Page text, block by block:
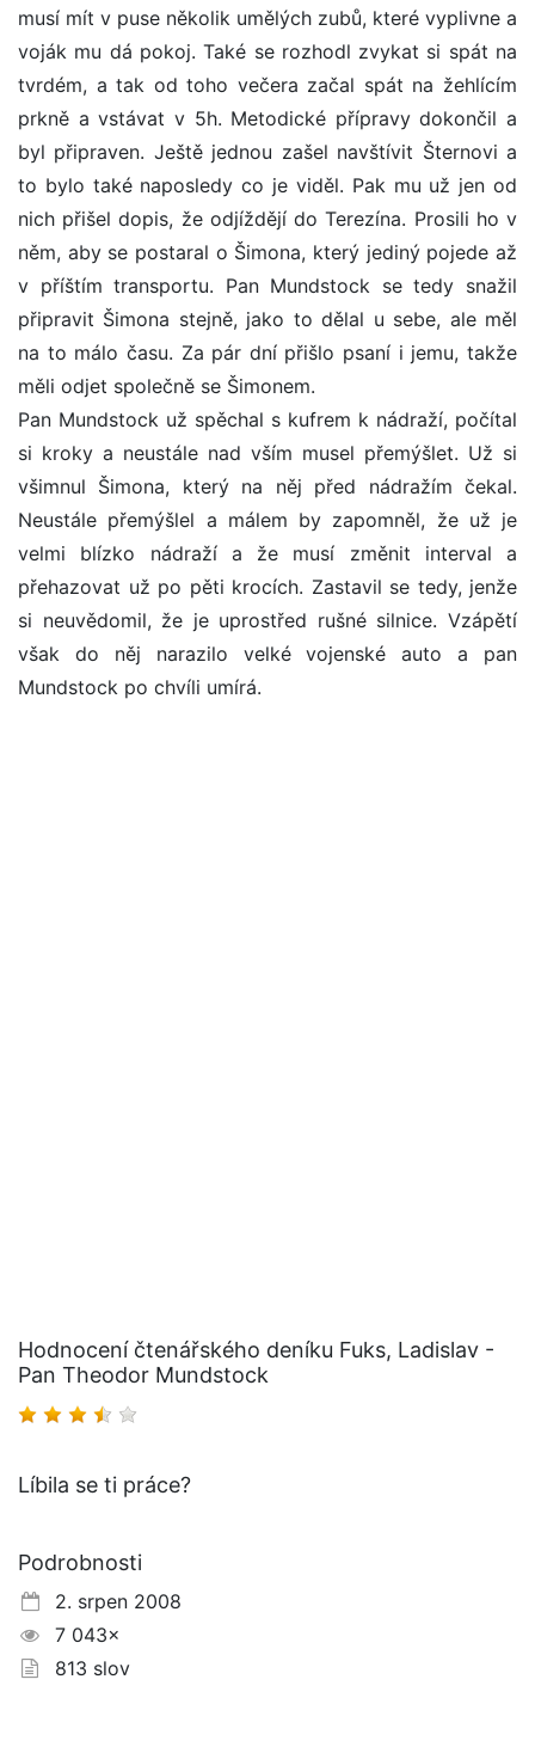
musí mít v puse několik umělých zubů, které vyplivne a
voják mu dá pokoj. Také se rozhodl zvykat si spát na
tvrdém, a tak od toho večera začal spát na žehlícím
prkně a vstávat v 5h. Metodické přípravy dokončil a
byl připraven. Ještě jednou zašel navštívit Šternovi a
to bylo také naposledy co je viděl. Pak mu už jen od
nich přišel dopis, že odjíždějí do Terezína. Prosili ho v
něm, aby se postaral o Šimona, který jediný pojede až
v příštím transportu. Pan Mundstock se tedy snažil
připravit Šimona stejně, jako to dělal u sebe, ale měl
na to málo času. Za pár dní přišlo psaní i jemu, takže
měli odjet společně se Šimonem.
Pan Mundstock už spěchal s kufrem k nádraží, počítal
si kroky a neustále nad vším musel přemýšlet. Už si
všimnul Šimona, který na něj před nádražím čekal.
Neustále přemýšlel a málem by zapomněl, že už je
velmi blízko nádraží a že musí změnit interval a
přehazovat už po pěti krocích. Zastavil se tedy, jenže
si neuvědomil, že je uprostřed rušné silnice. Vzápětí
však do něj narazilo velké vojenské auto a pan
Mundstock po chvíli umírá.
Hodnocení čtenářského deníku Fuks, Ladislav -
Pan Theodor Mundstock
Líbila se ti práce?
Podrobnosti
2. srpen 2008
7 043×
813 slov